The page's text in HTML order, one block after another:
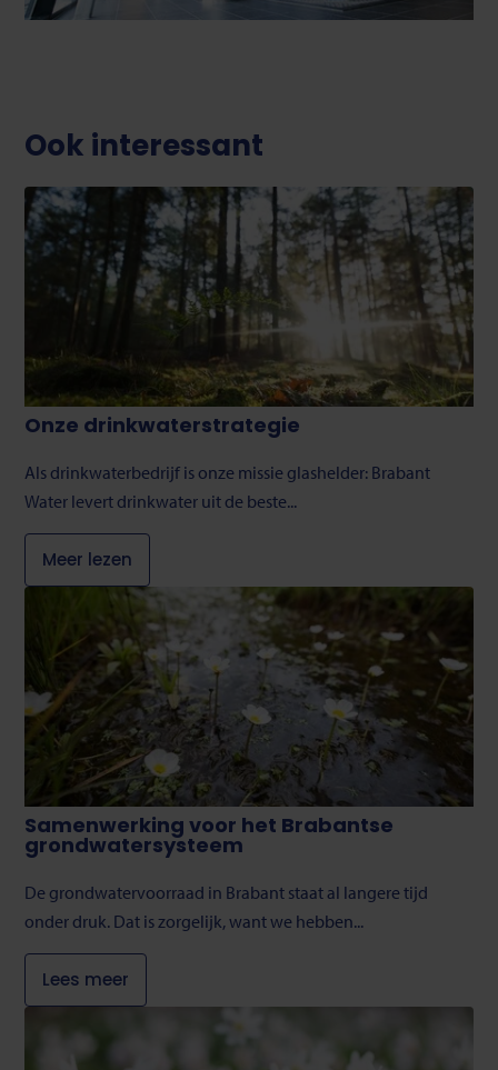
Ook interessant
Onze drinkwaterstrategie
Als drinkwaterbedrijf is onze missie glashelder: Brabant
Water levert drinkwater uit de beste...
Meer lezen
Samenwerking voor het Brabantse
grondwatersysteem
De grondwatervoorraad in Brabant staat al langere tijd
onder druk. Dat is zorgelijk, want we hebben...
Lees meer